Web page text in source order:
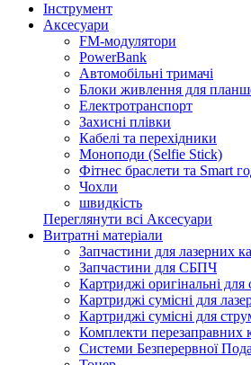
Інструмент
Аксесуари
FM-модулятори
PowerBank
Автомобільні тримачі
Блоки живлення для
Електротранспорт
Захисні плівки
Кабелі та перехідники
Моноподи (Selfie Stick)
Фітнес браслети та Smart
Чохли
швидкість
Переглянути всі Аксесуари
Витратні матеріали
Запчастини для лазерних
Запчастини для СБПЧ
Картриджі оригінальні
Картриджі сумісні для
Картриджі сумісні для
Комплекти
Системи Безперервної